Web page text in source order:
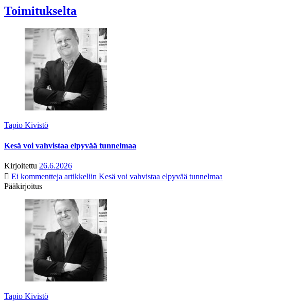
Toimitukselta
Tapio Kivistö
Kesä voi vahvistaa elpyvää tunnelmaa
Kirjoitettu 26.6.2026
Ei kommentteja artikkeliin Kesä voi vahvistaa elpyvää tunnelmaa
Pääkirjoitus
Tapio Kivistö